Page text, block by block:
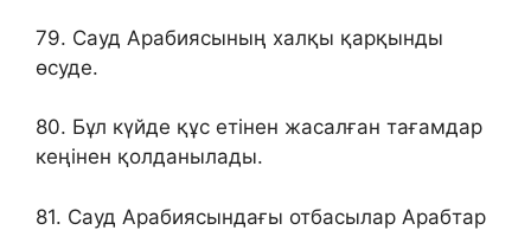
79. Сауд Арабиясының халқы қарқынды
өсуде.
80. Бұл күйде құс етінен жасалған тағамдар
кеңінен қолданылады.
81. Сауд Арабиясындағы отбасылар Арабтар